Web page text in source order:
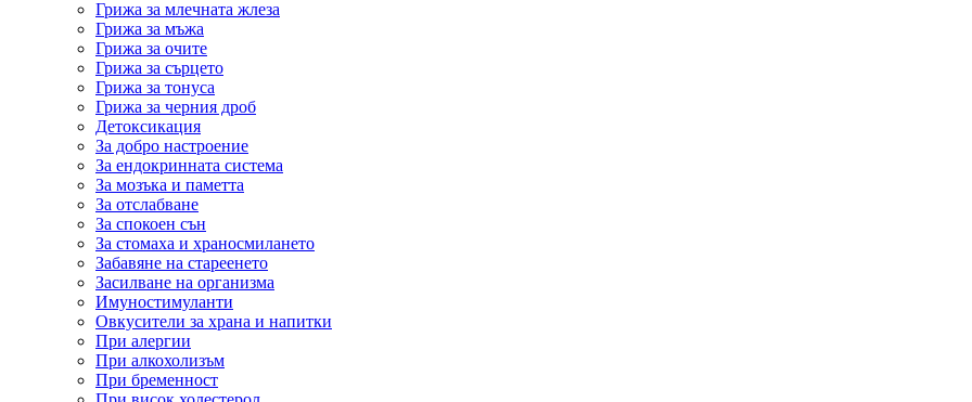
Грижа за млечната жлеза
Грижа за мъжа
Грижа за очите
Грижа за сърцето
Грижа за тонуса
Грижа за черния дроб
Детоксикация
За добро настроение
За ендокринната система
За мозъка и паметта
За отслабване
За спокоен сън
За стомаха и храносмилането
Забавяне на стареенето
Засилване на организма
Имуностимуланти
Овкусители за храна и напитки
При алергии
При алкохолизъм
При бременност